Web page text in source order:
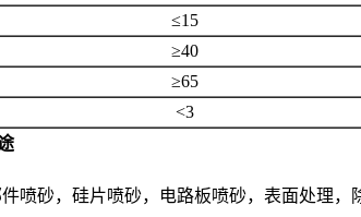
≤15
≥40
≥65
<3
喷砂，硅片喷砂，电路板喷砂，表面处理，